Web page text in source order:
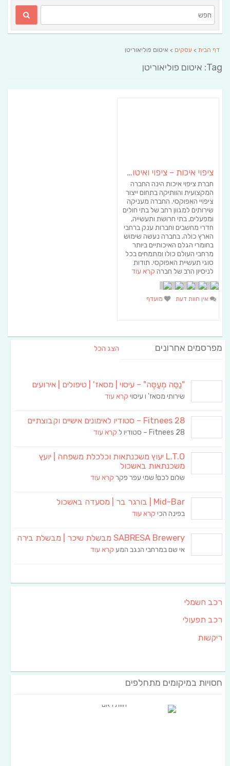
דף הבית > עסקים > איטום פוליאוריטן
Tag: איטום פוליאוריטן
ציפוי איכות – ציפוי ואיטום באפוקסי ופוליאוריטן
חברת ציפוי איכות הינה החברה
המקצועית והוותיקה בתחום ייצור
ציפויי האפוקסי. החברה מעניקה
שירותים למגוון רחב של בתי חולים
ומפעלים, בתי חרושת ותעשייה,
חדרי מחשבים וחברות ענק ברחבי
הארץ כולה. בחברה נעשה שימוש
בחומרי הגלם האיכותיים ביותר
מרחבי העולם כולו ומתמחים בכל
סוגי תעשיית האפוקסי. תודות
לניסיון הרב של חברה קרא עוד
אין חוות דעת מועדף
מפרסמים אחרונים הצג הכל
"נַסֵּה מְעַסֶּה" – עיסוי | מסאז' | טיפולים | אירועים
שירותי מסאז' ו עיסוי קרא עוד
Fitnees 28 – סטודיו לאימונים אישיים וקבוצתיים
Fitnees 28 – סטודיו ל קרא עוד
L.T.O יעוץ משכנתאות וכלכלת משפחה | יועץ
משכנתאות באשכול
שלום לכם! שמי עפר פקר קרא עוד
Mid-Bar | בורגר בר | מסעדה באשכול
בפינה הכי קרא עוד
SABRESA Brewery מבשלת שיכר | מבשלת בירה
אי שם במרחבי הנגב המע קרא עוד
רכב חשמלי
רכב תפעולי
ריקשות
חסויות במיקומים מתחלפים